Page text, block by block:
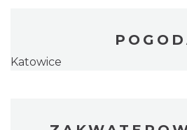
Katowice